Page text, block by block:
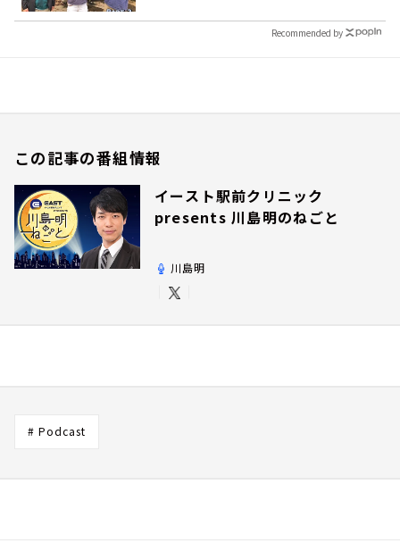
Recommended by
この記事の番組情報
イースト駅前クリニック
presents 川島明のねごと
川島明
# Podcast